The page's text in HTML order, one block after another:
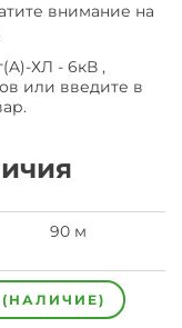
внимание на
ХЛ - 6кВ ,
или введите в
90 м